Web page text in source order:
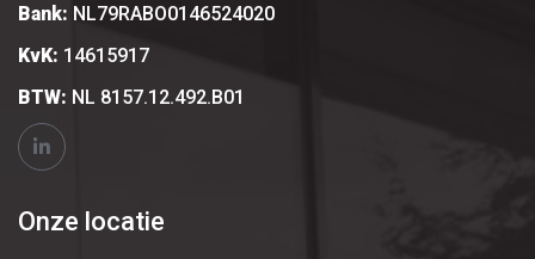
Bank: NL79RABO0146524020
KvK: 14615917
BTW: NL 8157.12.492.B01
Onze locatie